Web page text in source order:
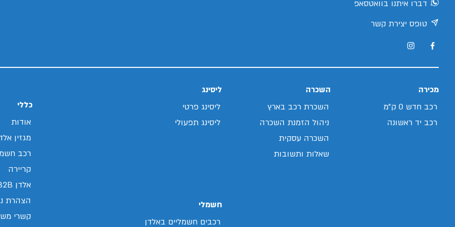
דברו איתנו בוואטסאפ
טופס יצירת קשר
מכירה
רכב חדש 0 ק"מ
רכב יד ראשונה
השכרה
השכרת רכב בארץ
ניהול הזמנת השכרה
השכרה עסקית
שאלות ותשובות
ליסינג
ליסינג פרטי
ליסינג תפעולי
חשמלי
רכבים חשמליים באלדן
כללי
אודות
מגזין
רכב
קריירה
אלדן B2B
הצהרת
קשרי